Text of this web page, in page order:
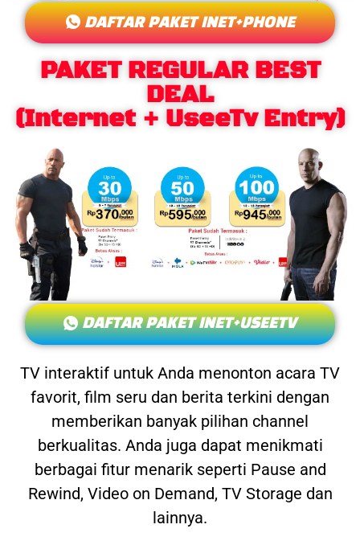
DAFTAR PAKET INET+PHONE
PAKET REGULAR BEST
DEAL
(Internet + UseeTv Entry)
DAFTAR PAKET INET+USEETV
TV interaktif untuk Anda menonton acara TV
favorit, film seru dan berita terkini dengan
memberikan banyak pilihan channel
berkualitas. Anda juga dapat menikmati
berbagai fitur menarik seperti Pause and
Rewind, Video on Demand, TV Storage dan
lainnya.